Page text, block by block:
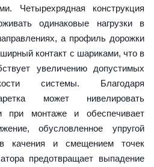
Четырехрядная конструкция
одинаковые нагрузки в
а профиль дорожки
контакт с шариками, что в
увеличению допустимых
системы. Благодаря
может нивелировать
при монтаже и обеспечивает
обусловленное упругой
качения и смещением точек
предотвращает выпадение